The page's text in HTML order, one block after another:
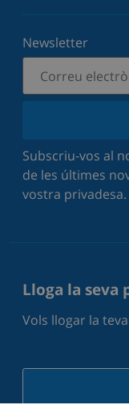
Newsletter
Subscriu-vos al
de les últimes
vostra privadesa.
Lloga la seva
Vols llogar la